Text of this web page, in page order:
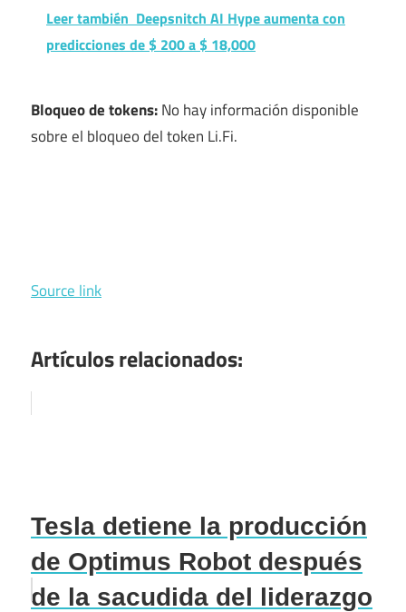
Leer también Deepsnitch AI Hype aumenta con
predicciones de $ 200 a $ 18,000
Bloqueo de tokens:No hay información disponible
sobre el bloqueo del token Li.Fi.
Source link
Artículos relacionados:
Tesla detiene la producción
de Optimus Robot después
de la sacudida del liderazgo